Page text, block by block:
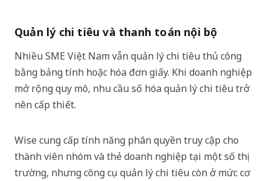
Quản lý chi tiêu và thanh toán nội bộ
Nhiều SME Việt Nam vẫn quản lý chi tiêu thủ công
bằng bảng tính hoặc hóa đơn giấy. Khi doanh nghiệp
mở rộng quy mô, nhu cầu số hóa quản lý chi tiêu trở
nên cấp thiết.
Wise cung cấp tính năng phân quyền truy cập cho
thành viên nhóm và thẻ doanh nghiệp tại một số thị
trường, nhưng công cụ quản lý chi tiêu còn ở mức cơ